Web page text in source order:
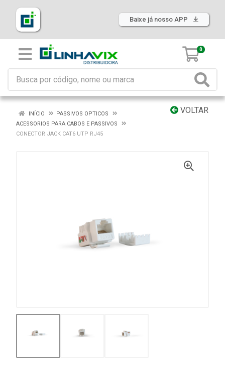
Baixe já nosso APP
0
VOLTAR
INÍCIO
PASSIVOS OPTICOS
ACESSORIOS PARA CABOS E PASSIVOS
CONECTOR JACK CAT6 UTP RJ45